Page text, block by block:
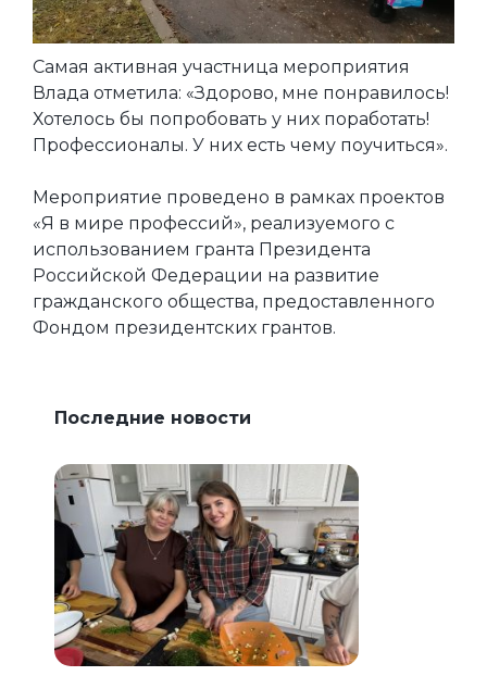
Самая активная участница мероприятия
Влада отметила: «Здорово, мне понравилось!
Хотелось бы попробовать у них поработать!
Профессионалы. У них есть чему поучиться».
Мероприятие проведено в рамках проектов
«Я в мире профессий», реализуемого с
использованием гранта Президента
Российской Федерации на развитие
гражданского общества, предоставленного
Фондом президентских грантов.
Последние новости